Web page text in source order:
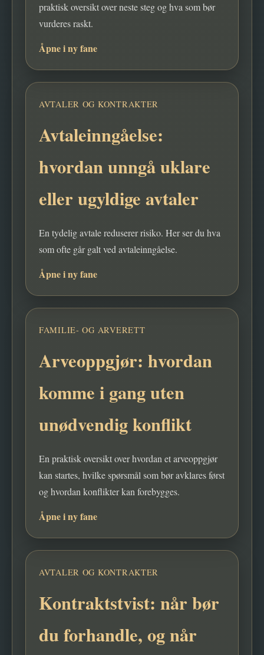
praktisk oversikt over neste steg og hva som bør
vurderes raskt.
Åpne i ny fane
AVTALER OG KONTRAKTER
Avtaleinngåelse:
hvordan unngå uklare
eller ugyldige avtaler
En tydelig avtale reduserer risiko. Her ser du hva
som ofte går galt ved avtaleinngåelse.
Åpne i ny fane
FAMILIE- OG ARVERETT
Arveoppgjør: hvordan
komme i gang uten
unødvendig konflikt
En praktisk oversikt over hvordan et arveoppgjør
kan startes, hvilke spørsmål som bør avklares først
og hvordan konflikter kan forebygges.
Åpne i ny fane
AVTALER OG KONTRAKTER
Kontraktstvist: når bør
du forhandle, og når